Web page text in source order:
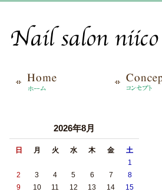
2026年8月
日 月 火 水 木 金 土
1
2
3 4 5 6 7
8
9
10 11 12 13 14
15